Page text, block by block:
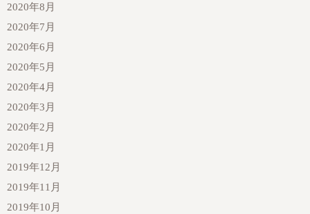
2020年8月
2020年7月
2020年6月
2020年5月
2020年4月
2020年3月
2020年2月
2020年1月
2019年12月
2019年11月
2019年10月